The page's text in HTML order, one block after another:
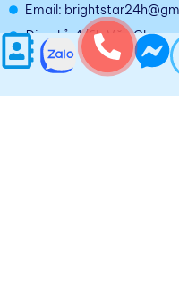
Email:
Địa chỉ: 4/6b Văn Chung,
Giờ làm việc: 08:00 -
Dịch vụ